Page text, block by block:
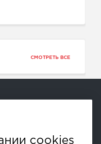
СМОТРЕТЬ ВСЕ
cookies